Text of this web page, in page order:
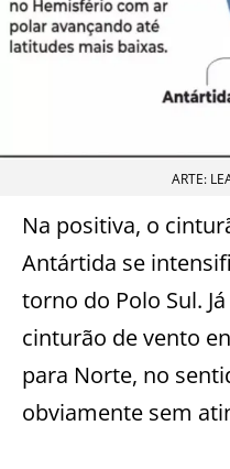
ARTE:
Na positiva, o
Antártida se
torno do Polo Sul.
cinturão de vento
para Norte, no
obviamente sem